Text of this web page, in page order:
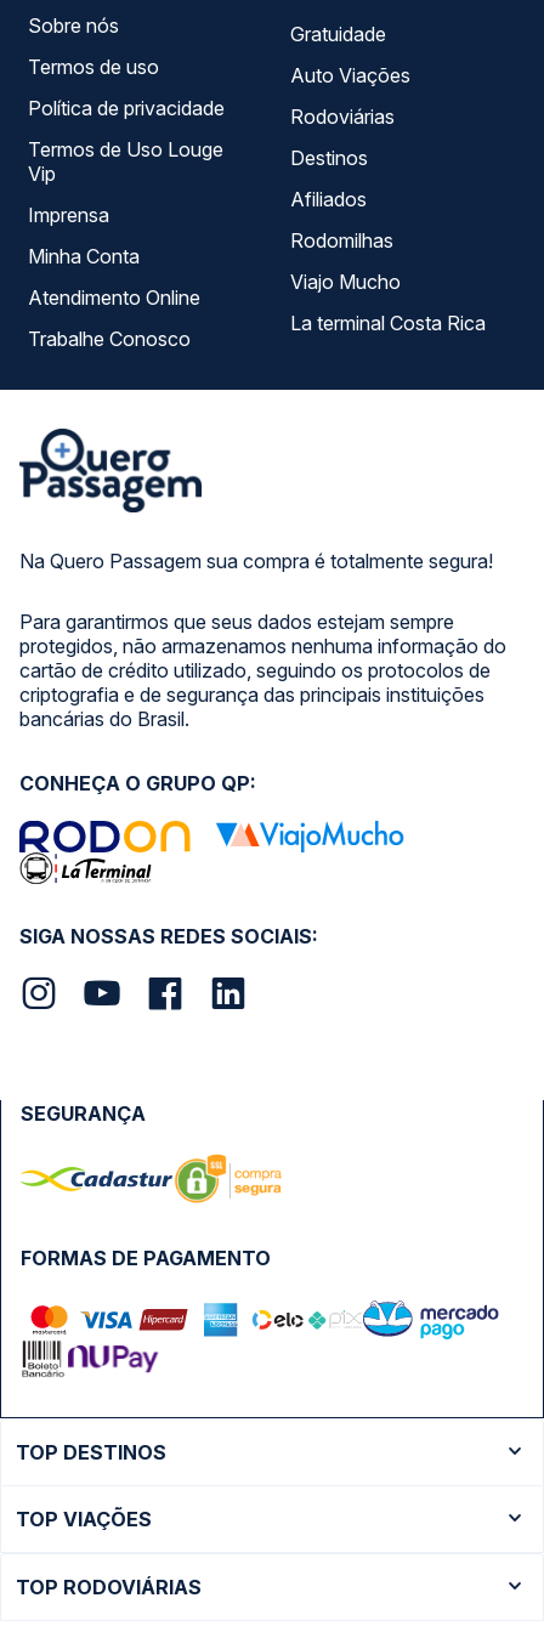
Na Quero Passagem sua compra é totalmente segura!
Para garantirmos que seus dados estejam sempre
protegidos, não armazenamos nenhuma informação do
cartão de crédito utilizado, seguindo os protocolos de
criptografia e de segurança das principais instituições
bancárias do Brasil.
Sobre nós
Termos de uso
Política de privacidade
Termos de Uso Louge
Vip
Imprensa
Minha Conta
Atendimento Online
Trabalhe Conosco
Gratuidade
Auto Viações
Rodoviárias
Destinos
Afiliados
Rodomilhas
Viajo Mucho
La terminal Costa Rica
SIGA NOSSAS REDES SOCIAIS:
CONHEÇA O GRUPO QP:
FORMAS DE PAGAMENTO
SEGURANÇA
TOP DESTINOS
Ônibus São Paulo
TOP VIAÇÕES
TOP RODOVIÁRIAS